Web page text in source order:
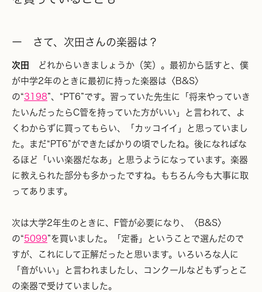
ー さて、次田さんの楽器は？
次田
どれからいきましょうか（笑）。最初から話すと、僕
が中学2年のときに最初に持った楽器は〈B&S〉
の“3198”、“PT6”です。習っていた先生に「将来やっていき
たいんだったらC管を持っていた方がいい」と言われて、よ
くわからずに買ってもらい、「カッコイイ」と思っていまし
た。まだ“PT6”ができたばかりの頃でしたね。後になればな
るほど「いい楽器だなあ」と思うようになっています。楽器
に教えられた部分も多かったですね。もちろん今も大事に取
ってあります。
次は大学2年生のときに、F管が必要になり、〈B&S〉
の“5099”を買いました。「定番」ということで選んだので
すが、これにして正解だったと思います。いろいろな人に
「音がいい」と言われましたし、コンクールなどもずっとこ
の楽器で受けていました。